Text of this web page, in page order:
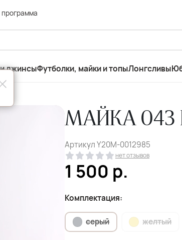
джинсыФутболки, майки и топыЛонгсливы
МАЙКА 043
АртикулY20M-0012985
нет отзывов
1 500 р.
Комплектация:
серый желтый